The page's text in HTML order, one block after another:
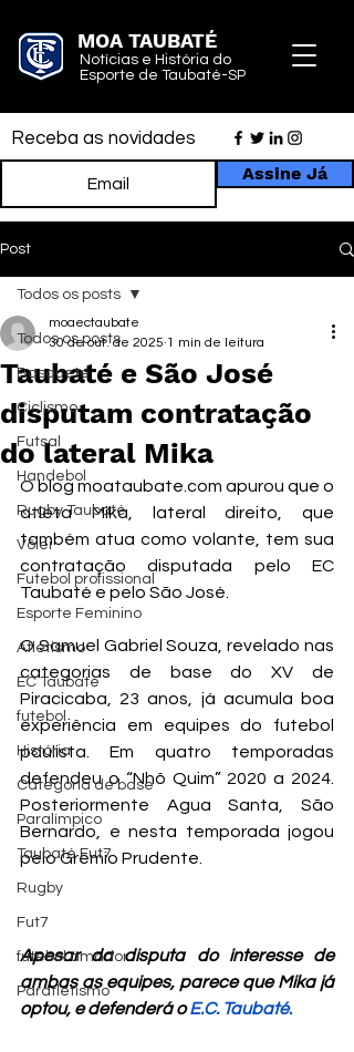
MOA TAUBATÉ
Notícias e História do
Esporte de Taubaté-SP
Receba as novidades
Assine Já
Post
Todos os posts
Basquete
Ciclismo
Futsal
Handebol
Rugby Taubaté
Vôlei
Futebol profissional
Esporte Feminino
Atletismo
EC Taubaté
futebol
História
Categoria de base
Paralímpico
Taubaté Fut7
Rugby
Fut7
futebol amador
Paratletismo
Todos os posts
Taubaté e São José
disputam contratação
do lateral Mika
moaectaubate
30 de out. de 2025 1 min de leitura
O blog moataubate.com apurou que o
atleta Mika, lateral direito, que
também atua como volante, tem sua
contratação disputada pelo EC
Taubaté e pelo São José.
O Samuel Gabriel Souza, revelado nas
categorias de base do XV de
Piracicaba, 23 anos, já acumula boa
experiência em equipes do futebol
paulista. Em quatro temporadas
defendeu o “Nhô Quim” 2020 a 2024.
Posteriormente Agua Santa, São
Bernardo, e nesta temporada jogou
pelo Grêmio Prudente.
Apesar da disputa do interesse de
ambas as equipes, parece que Mika já
optou, e defenderá o E.C. Taubaté.